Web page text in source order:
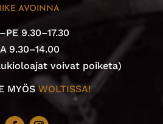
AVOINNA
9.30–17.30
9.30–14.00
voivat poiketa)
MYÖSWOLTISSA!